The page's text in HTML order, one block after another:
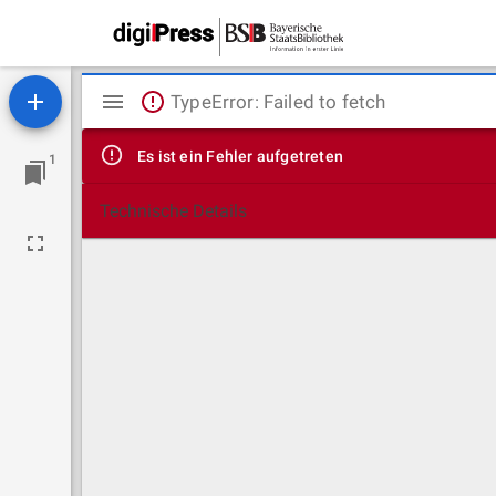
1
Mirador
Viewer
TypeError: Failed to fetch
Es ist ein Fehler aufgetreten
Technische Details